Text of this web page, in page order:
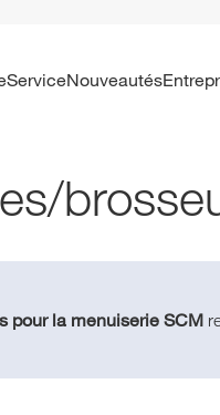
Service Nouveautés
pour la menuiserie SCM